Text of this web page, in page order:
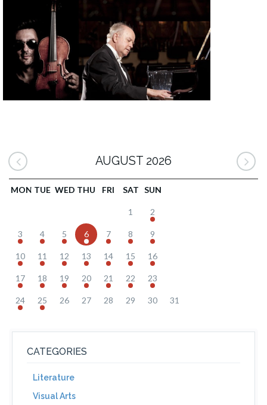
AUGUST 2026
MON TUE WED THU FRI SAT SUN
1 2
3 4 5 6 7 8 9
10 11 12 13 14 15 16
17 18 19 20 21 22 23
24 25 26 27 28 29 30 31
CATEGORIES
Literature
Visual Arts